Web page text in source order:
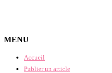
MENU
Accueil
Publier un article